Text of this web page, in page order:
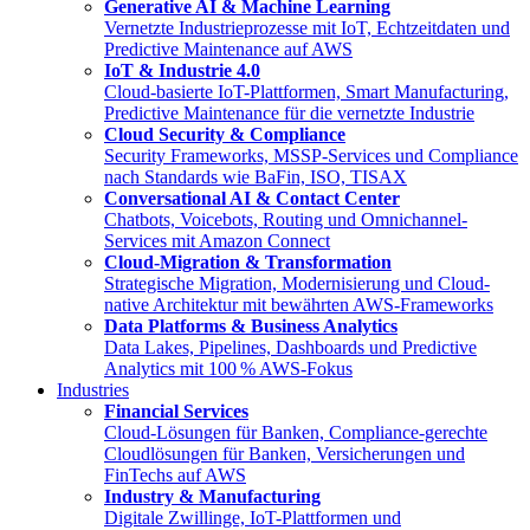
Generative AI & Machine Learning
Vernetzte Industrieprozesse mit IoT, Echtzeitdaten und
Predictive Maintenance auf AWS
IoT & Industrie 4.0
Cloud-basierte IoT-Plattformen, Smart Manufacturing,
Predictive Maintenance für die vernetzte Industrie
Cloud Security & Compliance
Security Frameworks, MSSP-Services und Compliance
nach Standards wie BaFin, ISO, TISAX
Conversational AI & Contact Center
Chatbots, Voicebots, Routing und Omnichannel-
Services mit Amazon Connect
Cloud-Migration & Transformation
Strategische Migration, Modernisierung und Cloud-
native Architektur mit bewährten AWS-Frameworks
Data Platforms & Business Analytics
Data Lakes, Pipelines, Dashboards und Predictive
Analytics mit 100 % AWS-Fokus
Industries
Financial Services
Cloud-Lösungen für Banken, Compliance-gerechte
Cloudlösungen für Banken, Versicherungen und
FinTechs auf AWS
Industry & Manufacturing
Digitale Zwillinge, IoT-Plattformen und